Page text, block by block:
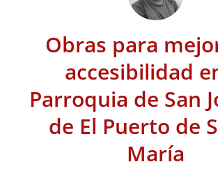
Obras para
accesibilidad
Parroquia de San
de El Puerto de
María